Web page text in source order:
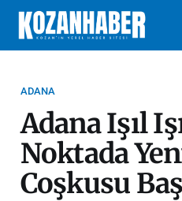
ADANA
Adana Işıl
Noktada
Coşkusu